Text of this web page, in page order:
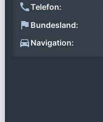
Telefon:
Bundesland:
Navigation: